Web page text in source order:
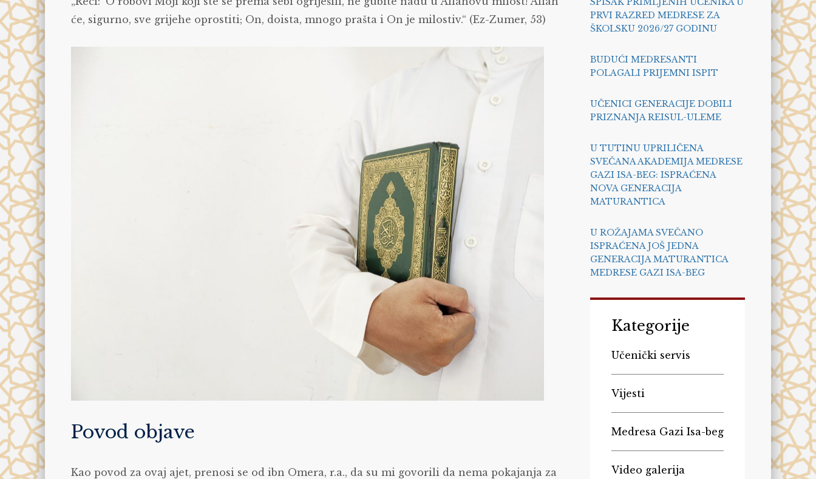
će, sigurno, sve grijehe oprostiti; On, doista, mnogo prašta i On je milostiv.“ (Ez-Zumer, 53)
Povod objave
Kao povod za ovaj ajet, prenosi se od ibn Omera, r.a., da su mi govorili da nema pokajanja za
PRVI RAZRED MEDRESE ZA
ŠKOLSKU 2026/27 GODINU
BUDUĆI MEDRESANTI
POLAGALI PRIJEMNI ISPIT
UČENICI GENERACIJE DOBILI
PRIZNANJA REISUL-ULEME
U TUTINU UPRILIČENA
SVEČANA AKADEMIJA MEDRESE
GAZI ISA-BEG: ISPRAĆENA
NOVA GENERACIJA
MATURANTICA
U ROŽAJAMA SVEČANO
ISPRAĆENA JOŠ JEDNA
GENERACIJA MATURANTICA
MEDRESE GAZI ISA-BEG
Kategorije
Učenički servis
Vijesti
Medresa Gazi Isa-beg
Video galerija